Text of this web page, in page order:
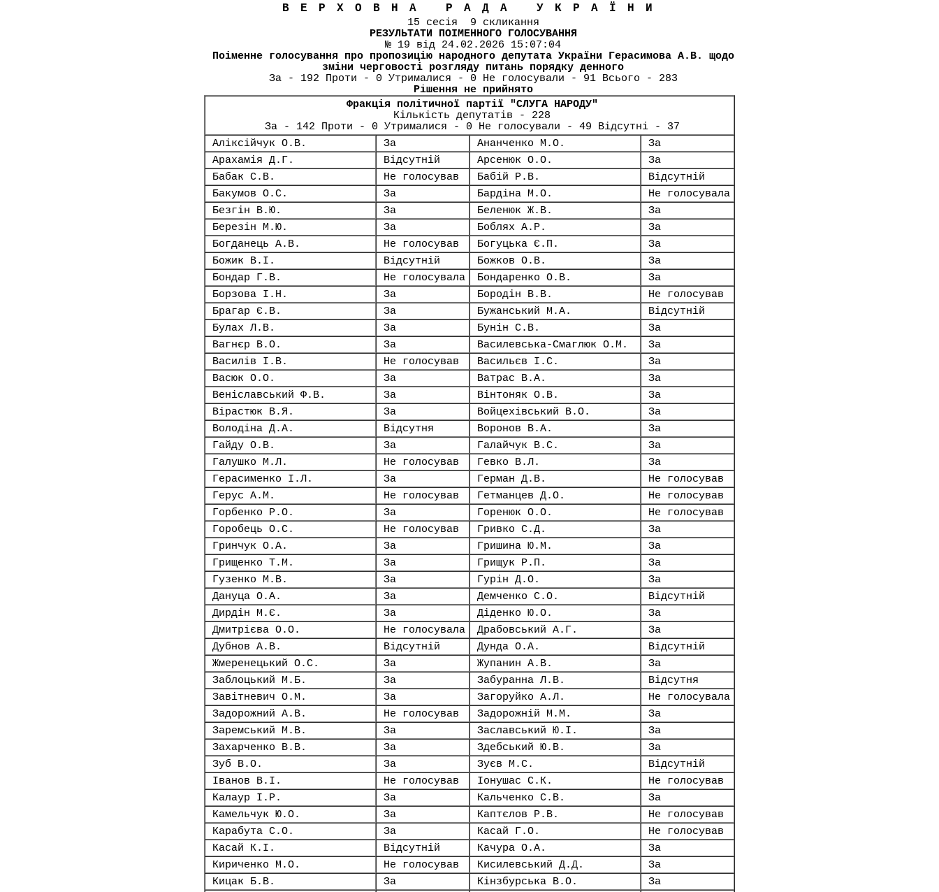
ВЕРХОВНА РАДА УКРАЇНИ
15 сесія 9 скликання
РЕЗУЛЬТАТИ ПОІМЕННОГО ГОЛОСУВАННЯ
№ 19 від 24.02.2026 15:07:04
Поіменне голосування про пропозицію народного депутата України Герасимова А.В. щодо
зміни черговості розгляду питань порядку денного
За - 192 Проти - 0 Утрималися - 0 Не голосували - 91 Всього - 283
Рішення не прийнято
Фракція політичної партії "СЛУГА НАРОДУ"
Кількість депутатів - 228
За - 142 Проти - 0 Утрималися - 0 Не голосували - 49 Відсутні - 37
Аліксійчук О.В.
За Ананченко М.О.
За
Арахамія Д.Г.
Відсутній Арсенюк О.О.
За
Бабак С.В.
Не голосував Бабій Р.В.
Відсутній
Бакумов О.С.
За Бардіна М.О.
Не голосувала
Безгін В.Ю.
За Беленюк Ж.В.
За
Березін М.Ю.
За Боблях А.Р.
За
Богданець А.В.
Не голосував Богуцька Є.П.
За
Божик В.І.
Відсутній Божков О.В.
За
Бондар Г.В.
Не голосувала Бондаренко О.В.
За
Борзова І.Н.
За Бородін В.В.
Не голосував
Брагар Є.В.
За Бужанський М.А.
Відсутній
Булах Л.В.
За Бунін С.В.
За
Вагнєр В.О.
За Василевська-Смаглюк О.М.
За
Василів І.В.
Не голосував Васильєв І.С.
За
Васюк О.О.
За Ватрас В.А.
За
Веніславський Ф.В.
За Вінтоняк О.В.
За
Вірастюк В.Я.
За Войцехівський В.О.
За
Володіна Д.А.
Відсутня Воронов В.А.
За
Гайду О.В.
За Галайчук В.С.
За
Галушко М.Л.
Не голосував Гевко В.Л.
За
Герасименко І.Л.
За Герман Д.В.
Не голосував
Герус А.М.
Не голосував Гетманцев Д.О.
Не голосував
Горбенко Р.О.
За Горенюк О.О.
Не голосував
Горобець О.С.
Не голосував Гривко С.Д.
За
Гринчук О.А.
За Гришина Ю.М.
За
Грищенко Т.М.
За Грищук Р.П.
За
Гузенко М.В.
За Гурін Д.О.
За
Дануца О.А.
За Демченко С.О.
Відсутній
Дирдін М.Є.
За Діденко Ю.О.
За
Дмитрієва О.О.
Не голосувала Драбовський А.Г.
За
Дубнов А.В.
Відсутній Дунда О.А.
Відсутній
Жмеренецький О.С.
За Жупанин А.В.
За
Заблоцький М.Б.
За Забуранна Л.В.
Відсутня
Завітневич О.М.
За Загоруйко А.Л.
Не голосувала
Задорожний А.В.
Не голосував Задорожній М.М.
За
Заремський М.В.
За Заславський Ю.І.
За
Захарченко В.В.
За Здебський Ю.В.
За
Зуб В.О.
За Зуєв М.С.
Відсутній
Іванов В.І.
Не голосував Іонушас С.К.
Не голосував
Калаур І.Р.
За Кальченко С.В.
За
Камельчук Ю.О.
За Каптєлов Р.В.
Не голосував
Карабута С.О.
За Касай Г.О.
Не голосував
Касай К.І.
Відсутній Качура О.А.
За
Кириченко М.О.
Не голосував Кисилевський Д.Д.
За
Кицак Б.В.
За Кінзбурська В.О.
За